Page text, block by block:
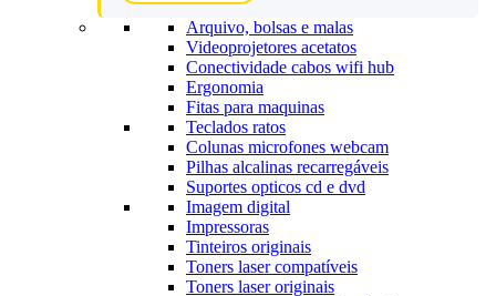
Arquivo, bolsas e malas
Videoprojetores acetatos
Conectividade cabos wifi hub
Ergonomia
Fitas para maquinas
Teclados ratos
Colunas microfones webcam
Pilhas alcalinas recarregáveis
Suportes opticos cd e dvd
Imagem digital
Impressoras
Tinteiros originais
Toners laser compatíveis
Toners laser originais